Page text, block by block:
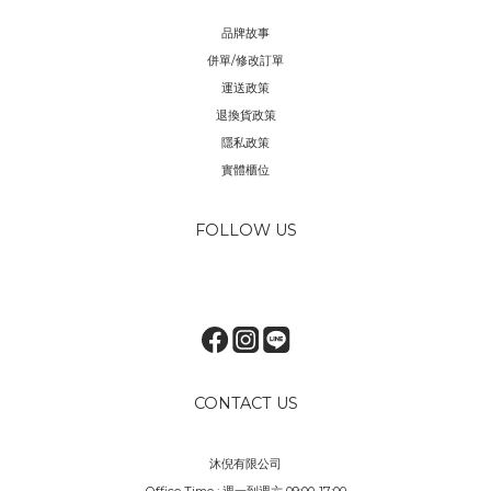
品牌故事
併單/修改訂單
運送政策
退換貨政策
隱私政策
實體櫃位
FOLLOW US
CONTACT US
沐倪有限公司